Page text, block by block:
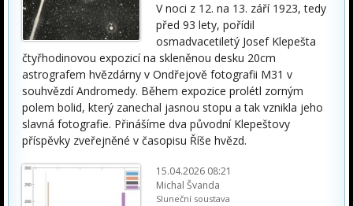
V noci z 12. na 13. září 1923, tedy
před 93 lety, pořídil
osmadvacetiletý Josef Klepešta
čtyřhodinovou expozicí na skleněnou desku 20cm
astrografem hvězdárny v Ondřejově fotografii M31 v
souhvězdí Andromedy. Během expozice prolétl zorným
polem bolid, který zanechal jasnou stopu a tak vznikla jeho
slavná fotografie. Přinášíme dva původní Klepeštovy
příspěvky zveřejněné v časopisu Říše hvězd.
15.04.2026 08:21
Michal Švanda
Sluneční soustava